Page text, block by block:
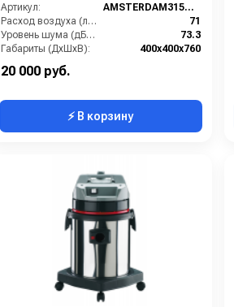
Артикул:
AMSTERDAM315TELE
Расход воздуха (л/сек):
71
Уровень шума (дБ(А)):
73.3
Габариты (ДхШхВ):
400х400х760
20 000 руб.
⚡ В корзину